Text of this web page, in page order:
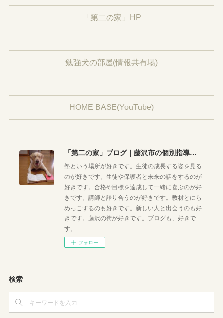
「第二の家」HP
勉強犬の部屋(情報共有場)
HOME BASE(YouTube)
「第二の家」ブログ｜藤沢市の個別指導塾のお話
塾という場所が好きです。生徒の成長する姿を見る
のが好きです。生徒や保護者と未来の話をするのが
好きです。合格や目標を達成して一緒に喜ぶのが好
きです。講師と語り合うのが好きです。教材とにら
めっこするのも好きです。新しい人と出会うのも好
きです。藤沢の街が好きです。ブログも、好きで
す。
フォロー
検索